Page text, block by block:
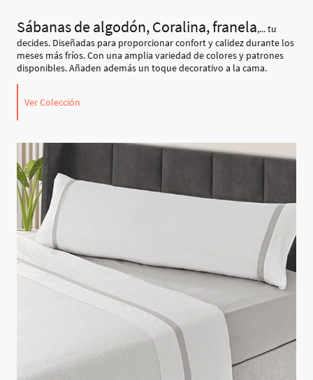
Sábanas de algodón, Coralina, franela,... tu
decides. Diseñadas para proporcionar confort y calidez durante los
meses más fríos. Con una amplia variedad de colores y patrones
disponibles. Añaden además un toque decorativo a la cama.
Ver Colección